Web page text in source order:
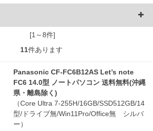
[1～8件]
11件あります
Panasonic CF-FC6B12AS Let’s note
FC6 14.0型 ノートパソコン 送料無料(沖縄
県・離島除く)
（Core Ultra 7-255H/16GB/SSD512GB/14
型/ドライブ無/Win11Pro/Office無 シルバ
ー）